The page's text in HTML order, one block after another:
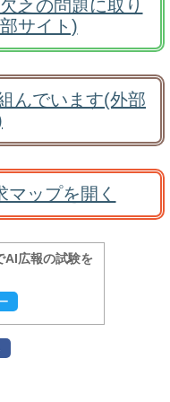
乏の問題に取り
サイト)
んでいます(外部
マップを開く
AI広報の試験を